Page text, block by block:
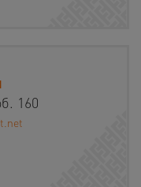
160